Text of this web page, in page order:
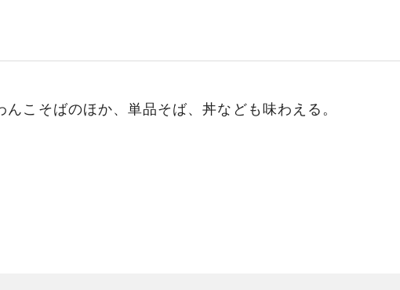
こそばのほか、単品そば、丼なども味わえる。